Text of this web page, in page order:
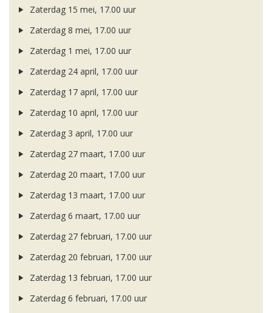
Zaterdag 15 mei, 17.00 uur
Zaterdag 8 mei, 17.00 uur
Zaterdag 1 mei, 17.00 uur
Zaterdag 24 april, 17.00 uur
Zaterdag 17 april, 17.00 uur
Zaterdag 10 april, 17.00 uur
Zaterdag 3 april, 17.00 uur
Zaterdag 27 maart, 17.00 uur
Zaterdag 20 maart, 17.00 uur
Zaterdag 13 maart, 17.00 uur
Zaterdag 6 maart, 17.00 uur
Zaterdag 27 februari, 17.00 uur
Zaterdag 20 februari, 17.00 uur
Zaterdag 13 februari, 17.00 uur
Zaterdag 6 februari, 17.00 uur